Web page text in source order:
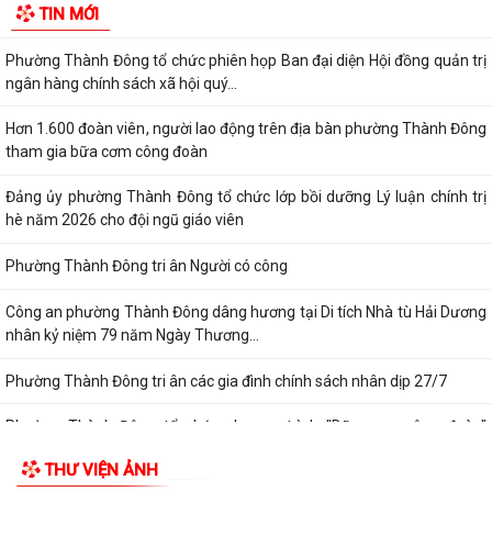
Thông báo về chương trình thu hồi để kiểm tra, khắc phục sự cố các
dòng xe mô tô Honda CB1000...
Kết quả Kỳ họp thứ 3 HĐND thành phố Hải Phòng khóa XIV, nhiệm kỳ
Khai thác tài liệu số và Chatbox AI trợi giúp pháp luật
Đẩy mạnh tuyên truyền thực hiện Chương trình hành động của Thành
ủy về xây dựng và hoàn thiện nhà...
Tăng cường các giải pháp đấu tranh, ngăn chặn và xử lý hành vi xâm
Ủy ban nhân dân phường Thành Đông thông báo về việc chấm dứt
quyết số 27-NQ/TW về xây dựng và...
Phường Thành Đông tăng cương phân loại chất thải rắn sinh hoạt tại
nguồn: Hành động nhỏ, ý nghĩa...